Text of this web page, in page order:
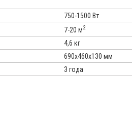
750-1500 Вт
7-20 м2
4,6 кг
690х460x130 мм
3 года